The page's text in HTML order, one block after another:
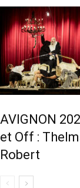
AVIGNON
et Off :
Robert